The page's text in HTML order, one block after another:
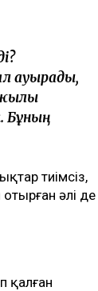
ауырады,
жылы
Бұның
тиімсіз,
әлі де
қалған